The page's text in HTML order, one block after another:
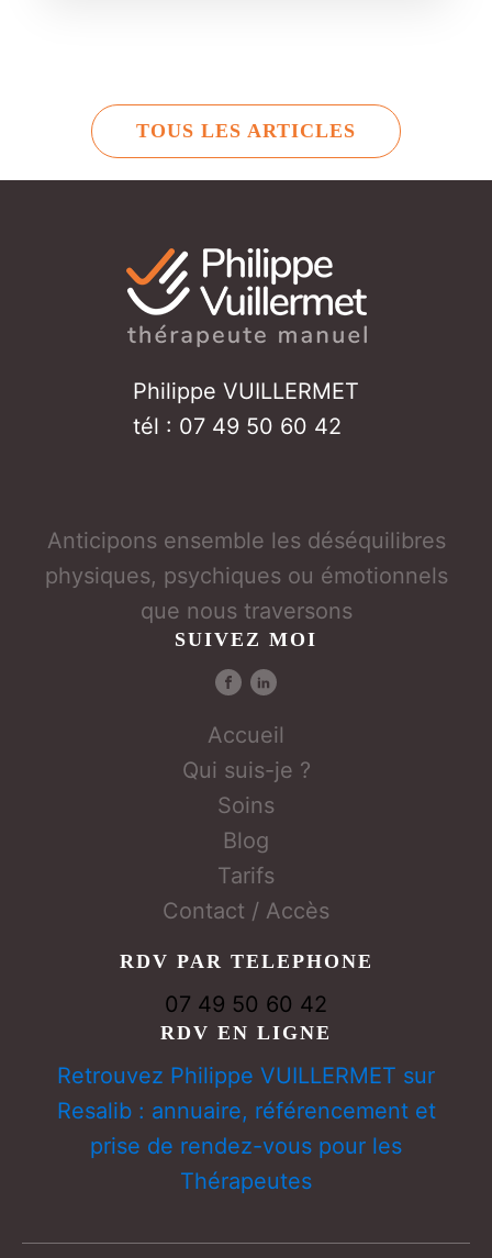
TOUS LES ARTICLES
Philippe VUILLERMET
tél : 07 49 50 60 42
Anticipons ensemble les déséquilibres
physiques, psychiques ou émotionnels
que nous traversons
SUIVEZ MOI
Accueil
Qui suis-je ?
Soins
Blog
Tarifs
Contact / Accès
RDV PAR TELEPHONE
07 49 50 60 42
RDV EN LIGNE
Retrouvez Philippe VUILLERMET sur
Resalib : annuaire, référencement et
prise de rendez-vous pour les
Thérapeutes